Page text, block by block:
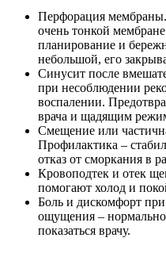
Перфорация
очень тонкой
планирование и
небольшой, его
Синусит после
при несоблюдении
воспалении.
врача и щадящим
Смещение или
Профилактика –
отказ от сморкания в
Кровоподтек и отек
помогают холод и
Боль и дискомфорт
ощущения –
показаться врачу.